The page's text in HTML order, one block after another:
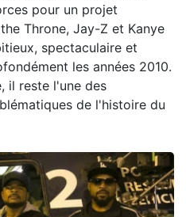
pour un projet
Throne, Jay-Z et Kanye
spectaculaire et
les années 2010.
il reste l'une des
de l'histoire du